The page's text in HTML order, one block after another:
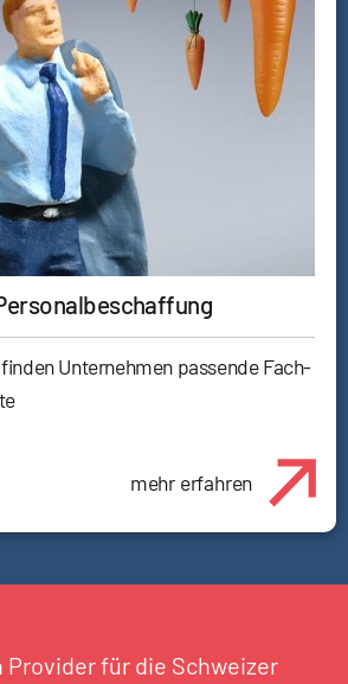
Unternehmen passende Fach-
mehr erfahren
Provider für die Schweizer